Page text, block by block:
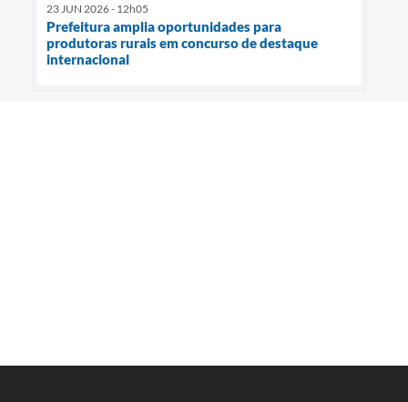
23 JUN 2026 - 12h05
Prefeitura amplia oportunidades para
produtoras rurais em concurso de destaque
internacional